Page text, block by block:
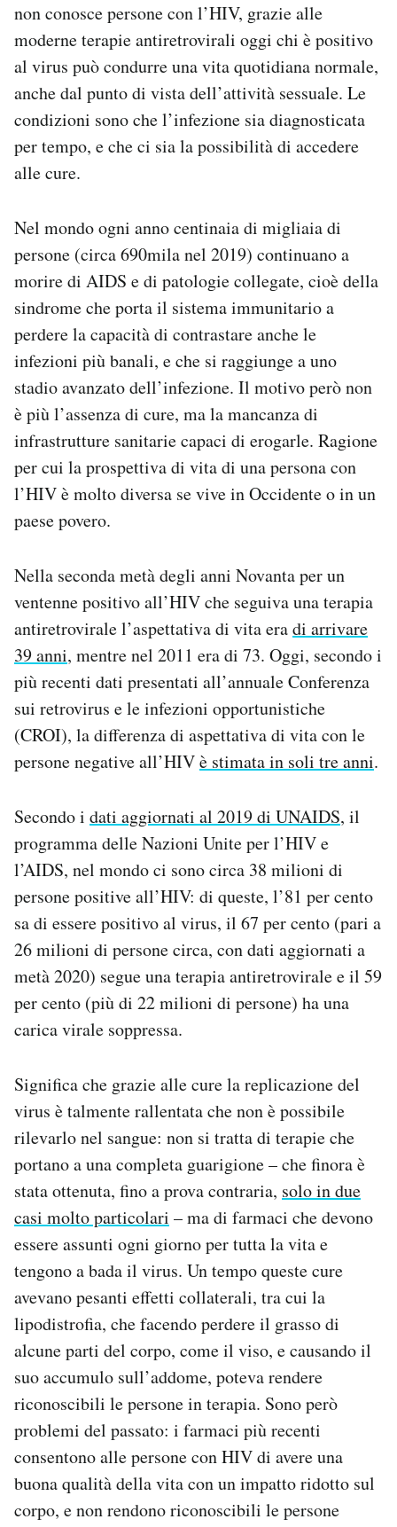
non conosce persone con l’HIV, grazie alle
moderne terapie antiretrovirali oggi chi è positivo
al virus può condurre una vita quotidiana normale,
anche dal punto di vista dell’attività sessuale. Le
condizioni sono che l’infezione sia diagnosticata
per tempo, e che ci sia la possibilità di accedere
alle cure.
Nel mondo ogni anno centinaia di migliaia di
persone (circa 690mila nel 2019) continuano a
morire di AIDS e di patologie collegate, cioè della
sindrome che porta il sistema immunitario a
perdere la capacità di contrastare anche le
infezioni più banali, e che si raggiunge a uno
stadio avanzato dell’infezione. Il motivo però non
è più l’assenza di cure, ma la mancanza di
infrastrutture sanitarie capaci di erogarle. Ragione
per cui la prospettiva di vita di una persona con
l’HIV è molto diversa se vive in Occidente o in un
paese povero.
Nella seconda metà degli anni Novanta per un
ventenne positivo all’HIV che seguiva una terapia
antiretrovirale l’aspettativa di vita eradi arrivare
39 anni, mentre nel 2011 era di 73. Oggi, secondo i
più recenti dati presentati all’annuale Conferenza
sui retrovirus e le infezioni opportunistiche
(CROI), la differenza di aspettativa di vita con le
persone negative all’HIVè stimata in soli tre anni.
Secondo i dati aggiornati al 2019 di UNAIDS, il
programma delle Nazioni Unite per l’HIV e
l’AIDS, nel mondo ci sono circa 38 milioni di
persone positive all’HIV: di queste, l’81 per cento
sa di essere positivo al virus, il 67 per cento (pari a
26 milioni di persone circa, con dati aggiornati a
metà 2020) segue una terapia antiretrovirale e il 59
per cento (più di 22 milioni di persone) ha una
carica virale soppressa.
Significa che grazie alle cure la replicazione del
virus è talmente rallentata che non è possibile
rilevarlo nel sangue: non si tratta di terapie che
portano a una completa guarigione – che finora è
stata ottenuta, fino a prova contraria, solo in due
casi molto particolari – ma di farmaci che devono
essere assunti ogni giorno per tutta la vita e
tengono a bada il virus. Un tempo queste cure
avevano pesanti effetti collaterali, tra cui la
lipodistrofia, che facendo perdere il grasso di
alcune parti del corpo, come il viso, e causando il
suo accumulo sull’addome, poteva rendere
riconoscibili le persone in terapia. Sono però
problemi del passato: i farmaci più recenti
consentono alle persone con HIV di avere una
buona qualità della vita con un impatto ridotto sul
corpo, e non rendono riconoscibili le persone